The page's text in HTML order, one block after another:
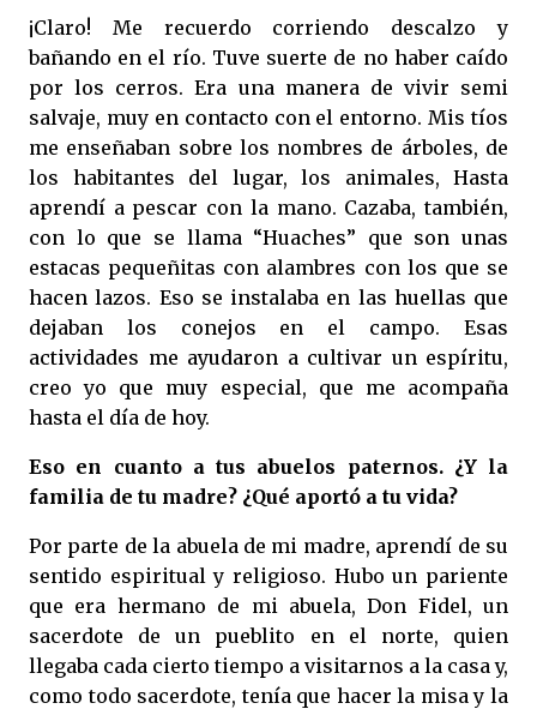
¡Claro! Me recuerdo corriendo descalzo y
bañando en el río. Tuve suerte de no haber caído
por los cerros. Era una manera de vivir semi
salvaje, muy en contacto con el entorno. Mis tíos
me enseñaban sobre los nombres de árboles, de
los habitantes del lugar, los animales, Hasta
aprendí a pescar con la mano. Cazaba, también,
con lo que se llama “Huaches” que son unas
estacas pequeñitas con alambres con los que se
hacen lazos. Eso se instalaba en las huellas que
dejaban los conejos en el campo. Esas
actividades me ayudaron a cultivar un espíritu,
creo yo que muy especial, que me acompaña
hasta el día de hoy.
Eso en cuanto a tus abuelos paternos. ¿Y la
familia de tu madre? ¿Qué aportó a tu vida?
Por parte de la abuela de mi madre, aprendí de su
sentido espiritual y religioso. Hubo un pariente
que era hermano de mi abuela, Don Fidel, un
sacerdote de un pueblito en el norte, quien
llegaba cada cierto tiempo a visitarnos a la casa y,
como todo sacerdote, tenía que hacer la misa y la